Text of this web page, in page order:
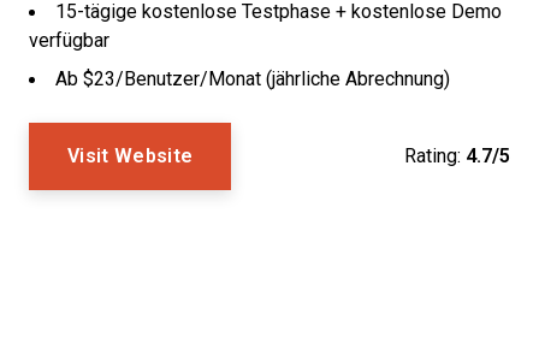
15-tägige kostenlose Testphase + kostenlose Demo
verfügbar
Ab $23/Benutzer/Monat (jährliche Abrechnung)
Visit Website Rating: 4.7/5